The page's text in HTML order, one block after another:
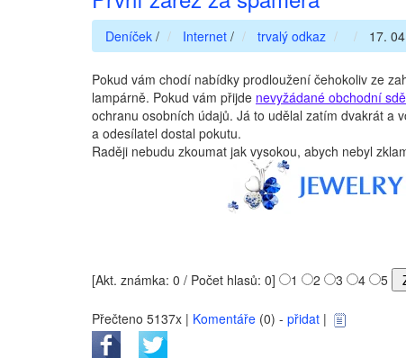
Deníček / Internet / trvalý odkaz 17.
Pokud vám chodí nabídky prodloužení čehokoliv ze
lampárně. Pokud vám přijde nevyžádané obchodní
ochranu osobních údajů. Já to udělal zatím dvakrát a
a odesílatel dostal pokutu.
Raději nebudu zkoumat jak vysokou, abych nebyl
[Akt. známka: 0 / Počet hlasů: 0] 1 2 3 4 5
Přečteno 5137x | Komentáře (0) - přidat |